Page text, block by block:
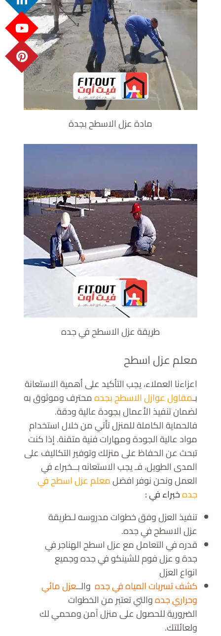
مادة عزل الاسطح بجدة
طريقة عزل الاسطح في جده
معلم عزل اسطح
اعزاءنا العملاء، يجب التأكيد على أهمية الاستعانة
بـمقاول عوازل الاسطح بجدهمحترف وموثوق به
لضمان تنفيذ الأعمال بجودة عالية ودقة.
فالحماية الكاملة للمنزل تأتي من خلال استخدام
مواد عالية الجودة ومهارات فنية متقنة. إذا كنت
تبحث عن الحفاظ على منزلك وتوفير التكاليف على
المدى الطويل، فـ يجب الاستعانه بــخبراء في
العمل ونحن نوفر افضلمعلم عزل اسطح في
جدهخبراء في :
تنفيذ العزل وفق خطوات مدروسه لـطريقة
عزل الاسطح في جده.
قدره في التعامل مع عزل اسطح الهناجر في
جدة و عزل فوم للشينكو في جده وجميع
انواع العزل
كشف تسربات المياه في جده والــعزل مائي
وحراري جدهوالتي تعتبر من الخطوات
الضروريةللحصول على منزل آمن ومحمي لك
ولعائلتك.